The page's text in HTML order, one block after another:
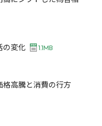
の変化
1.1MB
高騰と消費の行方